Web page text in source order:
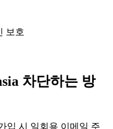
보호
차단하는 방
입 시 일회용 이메일 주